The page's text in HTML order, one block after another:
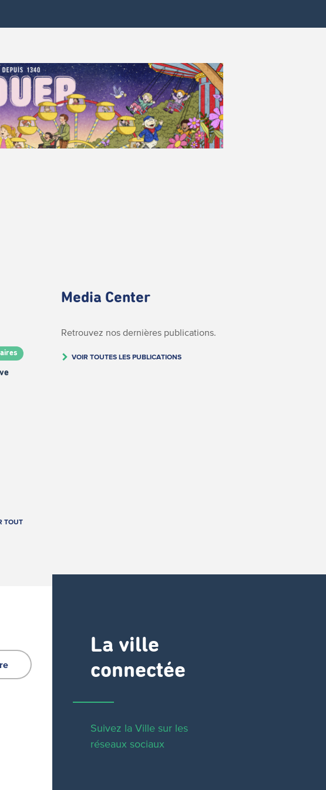
TOUT
Media Center
Retrouvez nos dernières publications.
VOIR TOUTES LES PUBLICATIONS
La ville
connectée
Suivez la Ville sur les
réseaux sociaux